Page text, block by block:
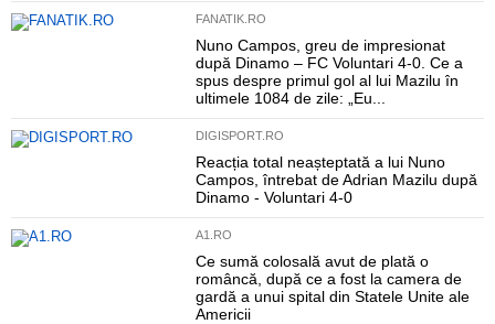
FANATIK.RO
Nuno Campos, greu de impresionat
după Dinamo – FC Voluntari 4-0. Ce a
spus despre primul gol al lui Mazilu în
ultimele 1084 de zile: „Eu...
DIGISPORT.RO
Reacția total neașteptată a lui Nuno
Campos, întrebat de Adrian Mazilu după
Dinamo - Voluntari 4-0
A1.RO
Ce sumă colosală avut de plată o
româncă, după ce a fost la camera de
gardă a unui spital din Statele Unite ale
Americii